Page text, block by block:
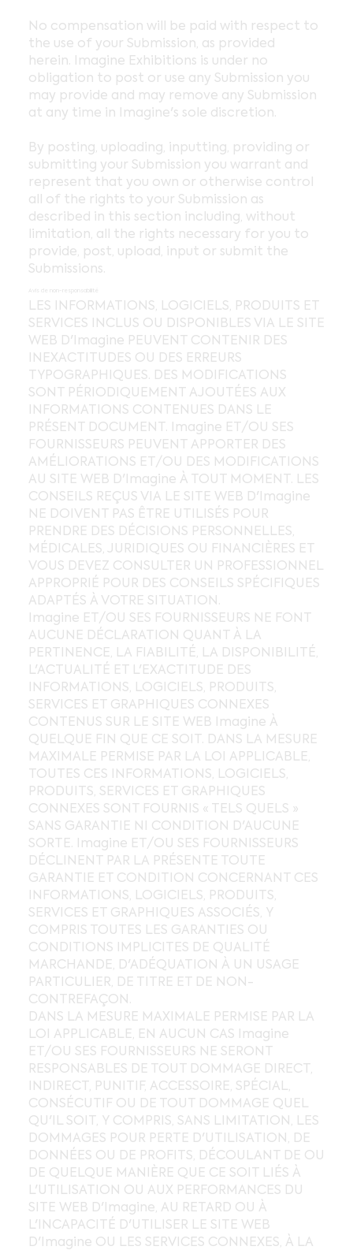
No compensation will be paid with respect to
the use of your Submission, as provided
herein. Imagine Exhibitions is under no
obligation to post or use any Submission you
may provide and may remove any Submission
at any time in Imagine's sole discretion.
By posting, uploading, inputting, providing or
submitting your Submission you warrant and
represent that you own or otherwise control
all of the rights to your Submission as
described in this section including, without
limitation, all the rights necessary for you to
provide, post, upload, input or submit the
Submissions.
Avis de non-responsabilité
LES INFORMATIONS, LOGICIELS, PRODUITS ET
SERVICES INCLUS OU DISPONIBLES VIA LE SITE
WEB D'Imagine PEUVENT CONTENIR DES
INEXACTITUDES OU DES ERREURS
TYPOGRAPHIQUES. DES MODIFICATIONS
SONT PÉRIODIQUEMENT AJOUTÉES AUX
INFORMATIONS CONTENUES DANS LE
PRÉSENT DOCUMENT. Imagine ET/OU SES
FOURNISSEURS PEUVENT APPORTER DES
AMÉLIORATIONS ET/OU DES MODIFICATIONS
AU SITE WEB D'Imagine À TOUT MOMENT. LES
CONSEILS REÇUS VIA LE SITE WEB D'Imagine
NE DOIVENT PAS ÊTRE UTILISÉS POUR
PRENDRE DES DÉCISIONS PERSONNELLES,
MÉDICALES, JURIDIQUES OU FINANCIÈRES ET
VOUS DEVEZ CONSULTER UN PROFESSIONNEL
APPROPRIÉ POUR DES CONSEILS SPÉCIFIQUES
ADAPTÉS À VOTRE SITUATION.
Imagine ET/OU SES FOURNISSEURS NE FONT
AUCUNE DÉCLARATION QUANT À LA
PERTINENCE, LA FIABILITÉ, LA DISPONIBILITÉ,
L'ACTUALITÉ ET L'EXACTITUDE DES
INFORMATIONS, LOGICIELS, PRODUITS,
SERVICES ET GRAPHIQUES CONNEXES
CONTENUS SUR LE SITE WEB Imagine À
QUELQUE FIN QUE CE SOIT. DANS LA MESURE
MAXIMALE PERMISE PAR LA LOI APPLICABLE,
TOUTES CES INFORMATIONS, LOGICIELS,
PRODUITS, SERVICES ET GRAPHIQUES
CONNEXES SONT FOURNIS « TELS QUELS »
SANS GARANTIE NI CONDITION D'AUCUNE
SORTE. Imagine ET/OU SES FOURNISSEURS
DÉCLINENT PAR LA PRÉSENTE TOUTE
GARANTIE ET CONDITION CONCERNANT CES
INFORMATIONS, LOGICIELS, PRODUITS,
SERVICES ET GRAPHIQUES ASSOCIÉS, Y
COMPRIS TOUTES LES GARANTIES OU
CONDITIONS IMPLICITES DE QUALITÉ
MARCHANDE, D'ADÉQUATION À UN USAGE
PARTICULIER, DE TITRE ET DE NON-
CONTREFAÇON.
DANS LA MESURE MAXIMALE PERMISE PAR LA
LOI APPLICABLE, EN AUCUN CAS Imagine
ET/OU SES FOURNISSEURS NE SERONT
RESPONSABLES DE TOUT DOMMAGE DIRECT,
INDIRECT, PUNITIF, ACCESSOIRE, SPÉCIAL,
CONSÉCUTIF OU DE TOUT DOMMAGE QUEL
QU'IL SOIT, Y COMPRIS, SANS LIMITATION, LES
DOMMAGES POUR PERTE D'UTILISATION, DE
DONNÉES OU DE PROFITS, DÉCOULANT DE OU
DE QUELQUE MANIÈRE QUE CE SOIT LIÉS À
L'UTILISATION OU AUX PERFORMANCES DU
SITE WEB D'Imagine, AU RETARD OU À
L'INCAPACITÉ D'UTILISER LE SITE WEB
D'Imagine OU LES SERVICES CONNEXES, À LA